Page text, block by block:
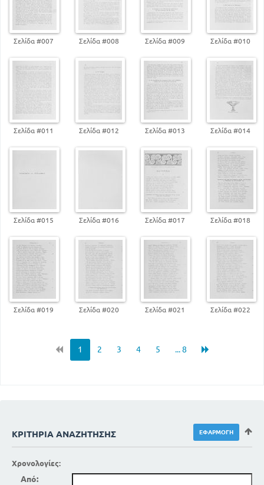
Σελίδα #007 Σελίδα #008 Σελίδα #009 Σελίδα #010
Σελίδα #011 Σελίδα #012 Σελίδα #013 Σελίδα #014
Σελίδα #015 Σελίδα #016 Σελίδα #017 Σελίδα #018
Σελίδα #019 Σελίδα #020 Σελίδα #021 Σελίδα #022
1 2 3 4 5 ... 8
ΚΡΙΤΉΡΙΑ ΑΝΑΖΉΤΗΣΗΣ
Χρονολογίες:
Από: